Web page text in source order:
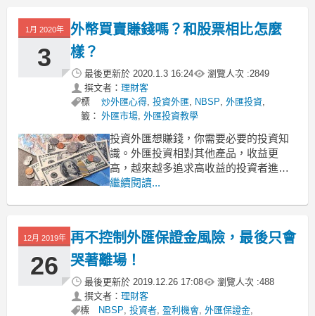
也能保證在開戶過程中不上當受騙。外
匯開戶教學：瞭解這些開戶知識，才不
1月 2020年
3
外幣買賣賺錢嗎？和股票相比怎麼
樣？
最後更新於 2020.1.3 16:24 瀏覽人次 :2849
撰文者： 理財客
標
籤：
炒外匯心得, 投資外匯, NBSP, 外匯投資,
外匯市場, 外匯投資教學
投資外匯想賺錢，你需要必要的投資知
識。外匯投資相對其他產品，收益更
高，越來越多追求高收益的投資者進入
了外匯市場。如果你多研究外匯市場，
和股票相比怎麼樣？下文筆者將為比較
一下這兩種產品的異同。
外匯雙向交易，而股票單向交易
繼續閱讀...
12月 2019年
26
再不控制外匯保證金風險，最後只會
哭著離場！
最後更新於 2019.12.26 17:08 瀏覽人次 :488
撰文者： 理財客
標
NBSP,投資者,盈利機會,外匯保證金,